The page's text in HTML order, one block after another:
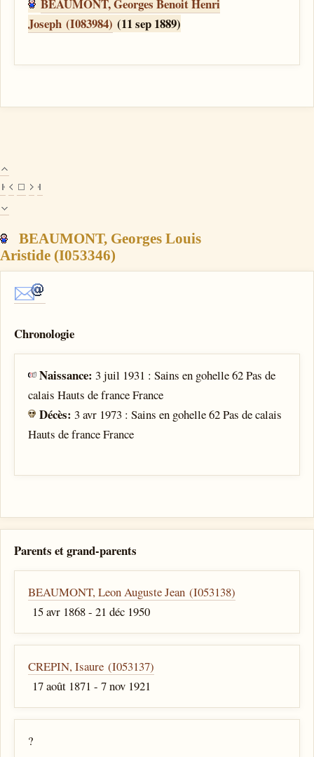
BEAUMONT, Georges Benoit Henri
Joseph (I083984) (11 sep 1889)
BEAUMONT, Georges Louis
Aristide (I053346)
Chronologie
Naissance:3 juil 1931 : Sains en gohelle 62 Pas de
calais Hauts de france France
Décès:3 avr 1973 : Sains en gohelle 62 Pas de calais
Hauts de france France
Parents et grand-parents
BEAUMONT, Leon Auguste Jean (I053138)
15 avr 1868 - 21 déc 1950
CREPIN, Isaure (I053137)
17 août 1871 - 7 nov 1921
?